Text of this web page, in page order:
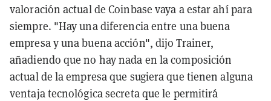
valoración actual de Coinbase vaya a estar ahí para
siempre. "Hay una diferencia entre una buena
empresa y una buena acción", dijo Trainer,
añadiendo que no hay nada en la composición
actual de la empresa que sugiera que tienen alguna
ventaja tecnológica secreta que le permitirá